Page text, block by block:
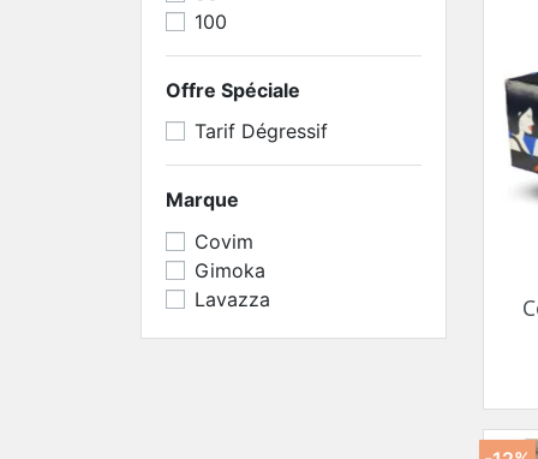
100
Offre Spéciale
Tarif Dégressif
Marque
Covim
Gimoka
Lavazza